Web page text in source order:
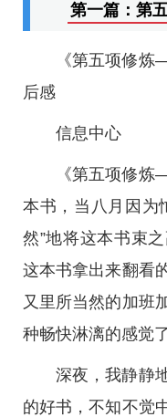
第一篇：第
《第五项修
后感
信息中心
《第五项修
本书，当八月因为
然”地将这本书束
这本书拿出来翻看
又里所当然的加班
种畅快淋漓的感觉
深夜，我静静
的好书，不知不觉